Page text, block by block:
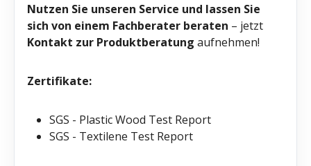
Nutzen Sie unseren Service und lassen Sie
sich von einem Fachberater beraten – jetzt
Kontakt zur Produktberatung aufnehmen!
Zertifikate:
SGS - Plastic Wood Test Report
SGS - Textilene Test Report